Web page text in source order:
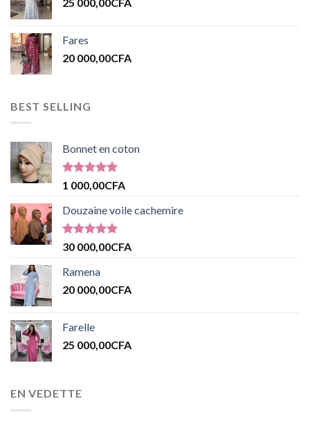
Fares
20 000,00CFA
BEST SELLING
Bonnet en coton
Note 5.00
1 000,00CFA
Douzaine voile cachemire
Note5.00
30 000,00CFA
Ramena
20 000,00CFA
Farelle
25 000,00CFA
EN VEDETTE